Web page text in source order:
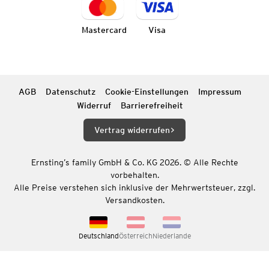
Mastercard Visa
AGB Datenschutz Cookie-Einstellungen
Impressum
Widerruf
Barrierefreiheit
Vertrag widerrufen
Ernsting’s family GmbH & Co. KG 2026. © Alle Rechte
vorbehalten.
Alle Preise verstehen sich inklusive der Mehrwertsteuer, zzgl.
Versandkosten.
DeutschlandÖsterreichNiederlande